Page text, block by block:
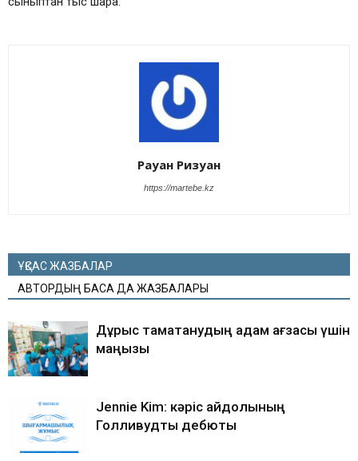
Рауан Ризуан
https://martebe.kz
ҰҚСАС ЖАЗБАЛАР
АВТОРДЫҢ БАСҚА ДА ЖАЗБАЛАРЫ
Дұрыс тамақтанудың адам ағзасы үшін
маңызы
Jennie Kim: кәріс айдолының
Голливудтық дебюты